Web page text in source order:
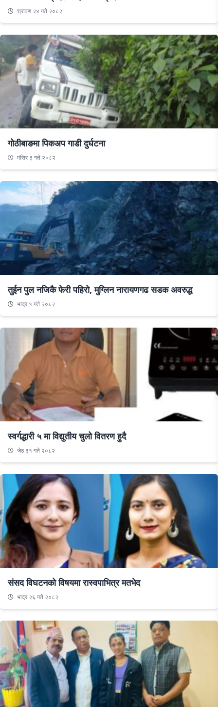
श्रावण २४ गते २०८२
गोठीबाङमा पिकअप गाडी दुर्घटना
मंसिर ३ गते २०८२
तुईन पुल नजिकै फेरी पहिरो, मुग्लिन नारायणगढ सडक अवरुद्ध
भाद्र १ गते २०८२
स्वर्गद्धारी ५ मा विद्युतीय चुलो वितरण हुदै
जेठ ३१ गते २०८२
संसद विघटनको विषयमा रास्वपाभित्र मतभेद
भाद्र २६ गते २०८२